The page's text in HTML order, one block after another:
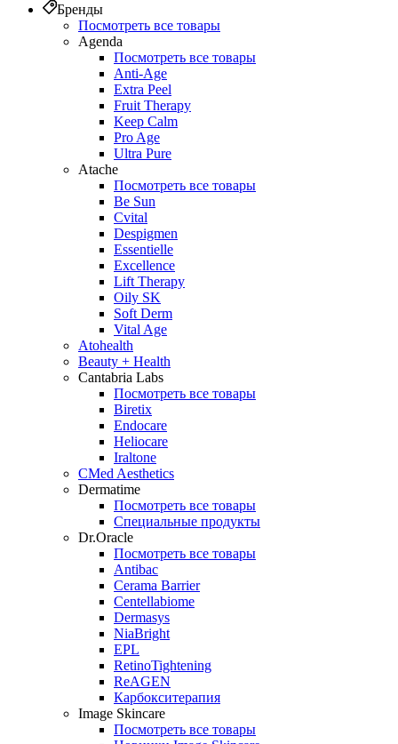
Бренды
Посмотреть все товары
Agenda
Посмотреть все товары
Anti‑Age
Extra Peel
Fruit Therapy
Keep Calm
Pro Age
Ultra Pure
Atache
Посмотреть все товары
Be Sun
Cvital
Despigmen
Essentielle
Excellence
Lift Therapy
Oily SK
Soft Derm
Vital Age
Atohealth
Beauty + Health
Cantabria Labs
Посмотреть все товары
Biretix
Endocare
Heliocare
Iraltone
CMed Aesthetics
Dermatime
Посмотреть все товары
Специальные продукты
Dr.Oracle
Посмотреть все товары
Antibac
Cerama Barrier
Centellabiome
Dermasys
NiaBright
EPL
RetinoTightening
ReAGEN
Карбокситерапия
Image Skincare
Посмотреть все товары